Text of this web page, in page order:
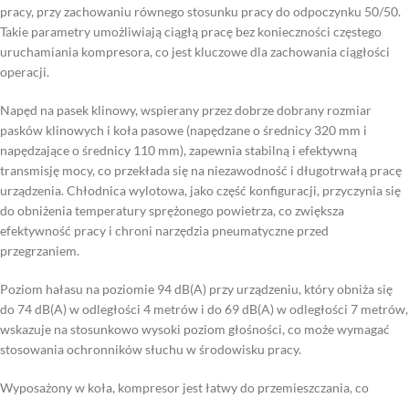
pracy, przy zachowaniu równego stosunku pracy do odpoczynku 50/50.
Takie parametry umożliwiają ciągłą pracę bez konieczności częstego
uruchamiania kompresora, co jest kluczowe dla zachowania ciągłości
operacji.
Napęd na pasek klinowy, wspierany przez dobrze dobrany rozmiar
pasków klinowych i koła pasowe (napędzane o średnicy 320 mm i
napędzające o średnicy 110 mm), zapewnia stabilną i efektywną
transmisję mocy, co przekłada się na niezawodność i długotrwałą pracę
urządzenia. Chłodnica wylotowa, jako część konfiguracji, przyczynia się
do obniżenia temperatury sprężonego powietrza, co zwiększa
efektywność pracy i chroni narzędzia pneumatyczne przed
przegrzaniem.
Poziom hałasu na poziomie 94 dB(A) przy urządzeniu, który obniża się
do 74 dB(A) w odległości 4 metrów i do 69 dB(A) w odległości 7 metrów,
wskazuje na stosunkowo wysoki poziom głośności, co może wymagać
stosowania ochronników słuchu w środowisku pracy.
Wyposażony w koła, kompresor jest łatwy do przemieszczania, co